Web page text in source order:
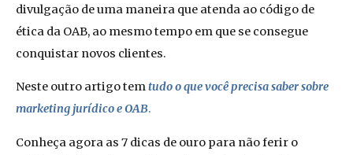
divulgação de uma maneira que atenda ao código de
ética da OAB, ao mesmo tempo em que se consegue
conquistar novos clientes.
Neste outro artigo temtudo o que você precisa saber sobre
marketing jurídico e OAB.
Conheça agora as 7 dicas de ouro para não ferir o